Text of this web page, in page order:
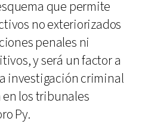
que permite
no exteriorizados
penales ni
y será un factor a
investigación criminal
los tribunales
Py.